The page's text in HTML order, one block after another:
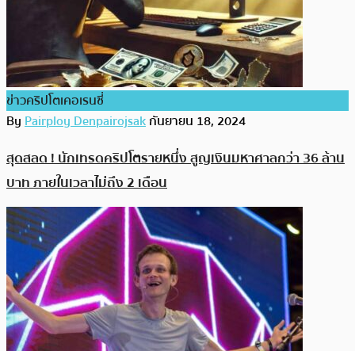
ข่าวคริปโตเคอเรนซี่
ByPairploy Denpairojsakกันยายน 18, 2024
สุดสลด ! นักเทรดคริปโตรายหนึ่ง สูญเงินมหาศาลกว่า 36 ล้าน
บาท ภายในเวลาไม่ถึง 2 เดือน